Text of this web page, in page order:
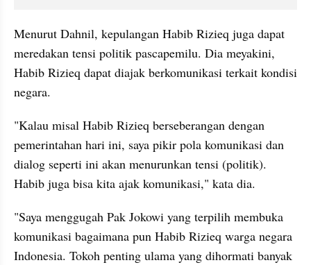
Menurut Dahnil, kepulangan Habib Rizieq juga dapat
meredakan tensi politik pascapemilu. Dia meyakini,
Habib Rizieq dapat diajak berkomunikasi terkait kondisi
negara.
"Kalau misal Habib Rizieq berseberangan dengan
pemerintahan hari ini, saya pikir pola komunikasi dan
dialog seperti ini akan menurunkan tensi (politik).
Habib juga bisa kita ajak komunikasi," kata dia.
"Saya menggugah Pak Jokowi yang terpilih membuka
komunikasi bagaimana pun Habib Rizieq warga negara
Indonesia. Tokoh penting ulama yang dihormati banyak